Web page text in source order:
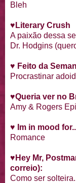
Bleh
♥ Literary Crush
A paixão dessa
Dr. Hodgins
♥ Feito da
Procrastinar
♥Queria ver no
Amy & Rogers
♥ Im in mood
Romance
♥ Hey Mr,
correio):
Como ser solteira.